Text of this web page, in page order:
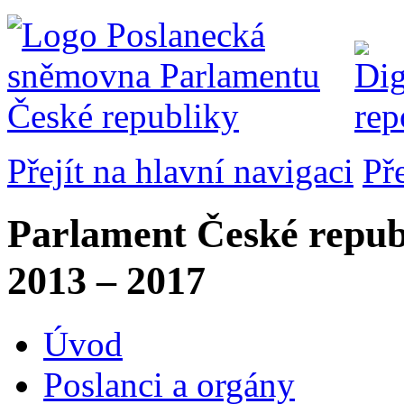
Přejít na hlavní navigaci
Parlament České
2013 – 2017
Úvod
Poslanci a orgány